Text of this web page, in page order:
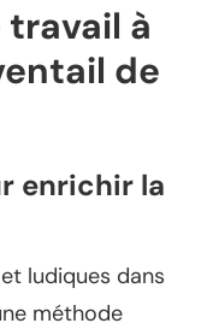
travail à
de
enrichir la
ludiques dans
méthode